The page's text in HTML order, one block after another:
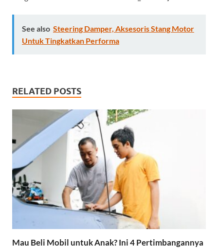
See also Steering Damper, Aksesoris Stang Motor
Untuk Tingkatkan Performa
RELATED POSTS
Mau Beli Mobil untuk Anak? Ini 4 Pertimbangannya